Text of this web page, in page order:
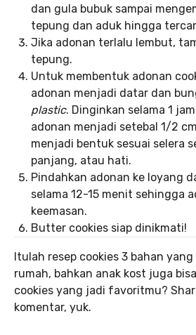
dan gula bubuk sampai
tepung dan aduk hingga
Jika adonan terlalu lembut,
tepung.
Untuk membentuk adonan
adonan menjadi datar dan
plastic. Dinginkan selama 1
adonan menjadi setebal 1/2
menjadi bentuk sesuai selera
panjang, atau hati.
Pindahkan adonan ke loyang
selama 12-15 menit sehingga
keemasan.
Butter cookies siap dinikmati!
Itulah resep cookies 3 bahan
rumah, bahkan anak kost juga
cookies yang jadi favoritmu?
komentar, yuk.